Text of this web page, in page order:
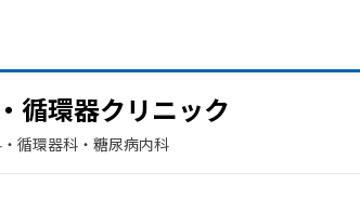
循環器クリニック
循環器科・​糖尿病内科